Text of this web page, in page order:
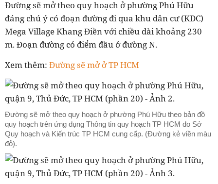
Đường sẽ mở theo quy hoạch ở phường Phú Hữu
đáng chú ý có đoạn đường đi qua khu dân cư (KDC)
Mega Village Khang Điền với chiều dài khoảng 230
m. Đoạn đường có điểm đầu ở đường N.
Xem thêm: Đường sẽ mở ở TP HCM
Đường sẽ mở theo quy hoạch ở phường Phú Hữu theo bản đồ
quy hoạch trên ứng dụng Thông tin quy hoạch TP HCM do Sở
Quy hoạch và Kiến trúc TP HCM cung cấp. (Đường kẻ viền màu
đỏ).